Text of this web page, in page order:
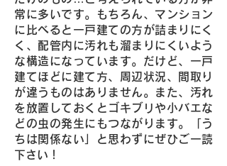
常に多いです。もちろん、マンション
に比べると一戸建ての方が詰まりにく
く、配管内に汚れも溜まりにくいよう
な構造になっています。だけど、一戸
建てほどに建て方、周辺状況、間取り
が違うものはありません。また、汚れ
を放置しておくとゴキブリや小バエな
どの虫の発生にもつながります。「う
ちは関係ない」と思わずにぜひご一読
下さい！